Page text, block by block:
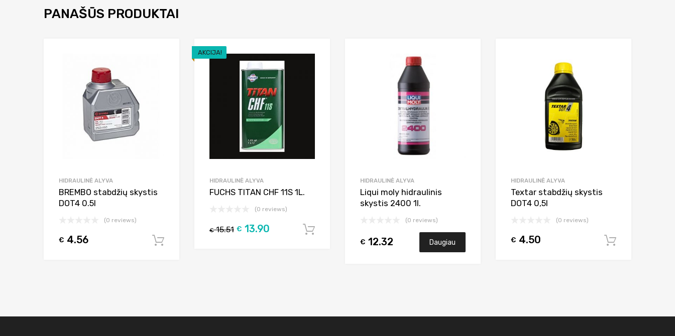
PANAŠŪS PRODUKTAI
Add to Wishlist
HIDRAULINĖ ALYVA
BREMBO stabdžių skystis
DOT4 0.5l
(0 reviews)
€ 4.56
AKCIJA!
HIDRAULINĖ ALYVA
FUCHS TITAN CHF 11S 1L.
(0 reviews)
€15.51 € 13.90
HIDRAULINĖ ALYVA
Liqui moly hidraulinis
skystis 2400 1l.
(0 reviews)
€ 12.32 Daugiau
HIDRAULINĖ ALYVA
Textar stabdžių skystis
DOT4 0,5l
(0 reviews)
€ 4.50